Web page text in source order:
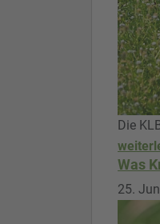
Die
Was
25.